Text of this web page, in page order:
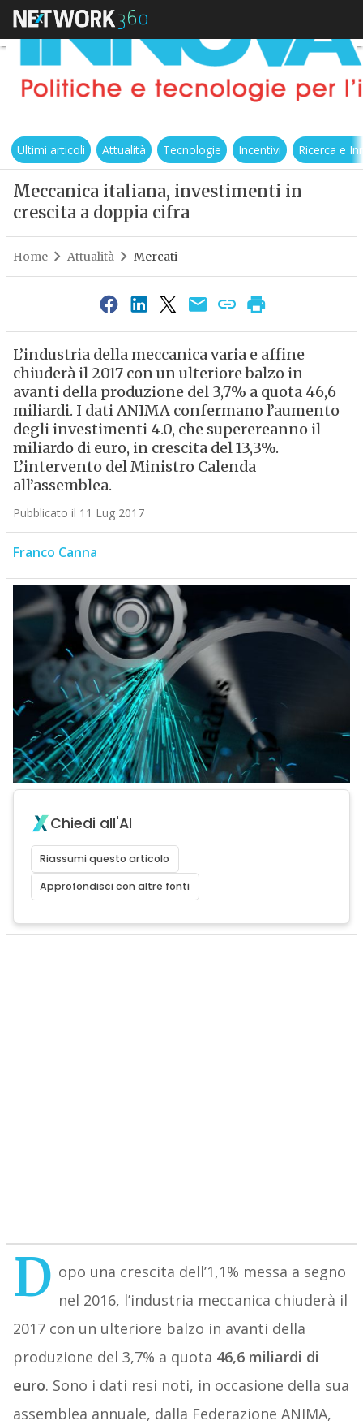
Ultimi articoli Attualità Tecnologie Incentivi Ricerca e
Meccanica italiana, investimenti in
crescita a doppia cifra
Home Attualità Mercati
L’industria della meccanica varia e affine
chiuderà il 2017 con un ulteriore balzo in
avanti della produzione del 3,7% a quota 46,6
miliardi. I dati ANIMA confermano l’aumento
degli investimenti 4.0, che superereanno il
miliardo di euro, in crescita del 13,3%.
L’intervento del Ministro Calenda
all’assemblea.
Pubblicato il 11 Lug 2017
Franco Canna
Chiedi all'AI
Riassumi questo articolo
Approfondisci con altre fonti
D opo una crescita dell’1,1% messa a segno
nel 2016, l’industria meccanica chiuderà il
2017 con un ulteriore balzo in avanti della
produzione del 3,7% a quota 46,6 miliardi di
euro. Sono i dati resi noti, in occasione della sua
assemblea annuale, dalla Federazione ANIMA,